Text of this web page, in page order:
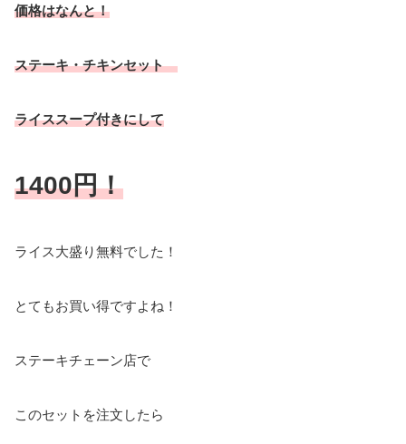
価格はなんと！
ステーキ・チキンセット
ライススープ付きにして
1400円！
ライス大盛り無料でした！
とてもお買い得ですよね！
ステーキチェーン店で
このセットを注文したら